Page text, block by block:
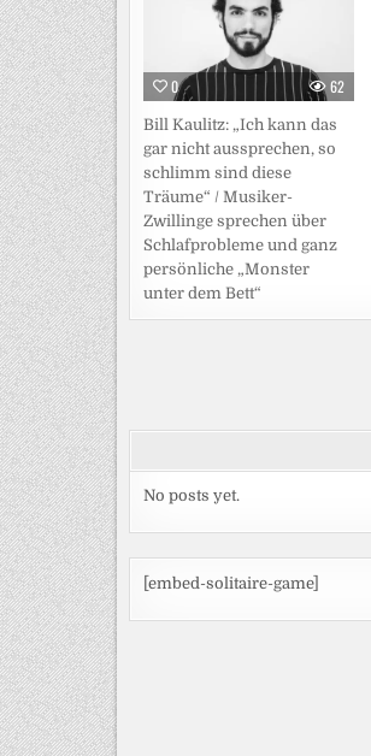
0 62
Bill Kaulitz: „Ich kann das
gar nicht aussprechen, so
schlimm sind diese
Träume“ / Musiker-
Zwillinge sprechen über
Schlafprobleme und ganz
persönliche „Monster
unter dem Bett“
No posts yet.
[embed-solitaire-game]